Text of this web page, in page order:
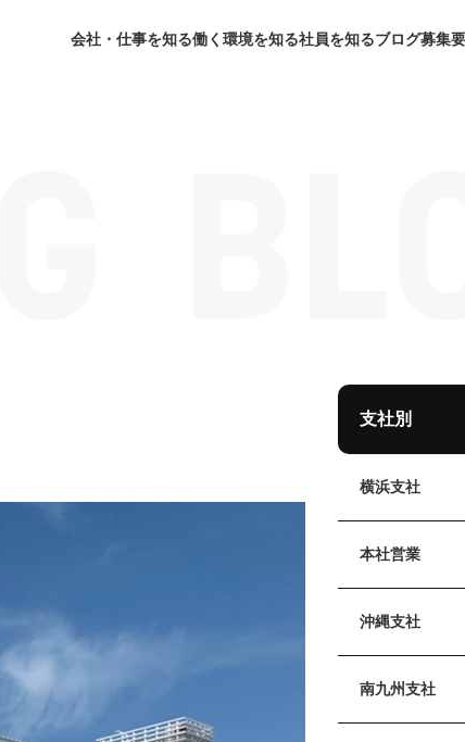
会社・仕事を知る働く環境を知る社員を知るブログ募集
支社別
横浜支社
本社営業
沖縄支社
南九州支社